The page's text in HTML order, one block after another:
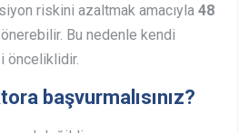
riskini azaltmak amacıyla 48
önerebilir. Bu nedenle kendi
önceliklidir.
başvurmalısınız?